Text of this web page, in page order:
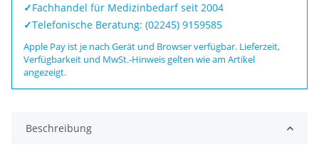
✓Fachhandel für Medizinbedarf seit 2004
✓Telefonische Beratung: (02245) 9159585
Apple Pay ist je nach Gerät und Browser verfügbar. Lieferzeit,
Verfügbarkeit und MwSt.-Hinweis gelten wie am Artikel
angezeigt.
Beschreibung